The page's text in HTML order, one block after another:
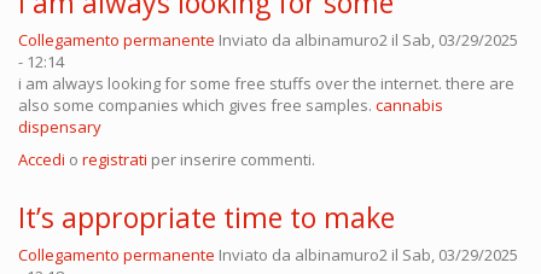
Collegamento permanente Inviato da albinamuro2 il Sab, 03/29/2025
- 12:14
i am always looking for some free stuffs over the internet. there are
also some companies which gives free samples. cannabis
dispensary
Accedi o registrati per inserire commenti.
It’s appropriate time to make
Collegamento permanente Inviato da albinamuro2 il Sab, 03/29/2025